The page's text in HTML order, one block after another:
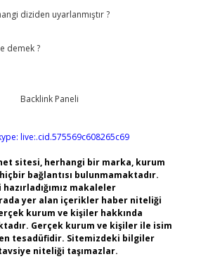
diziden uyarlanmıştır ?
demek ?
live:.cid.575569c608265c69
sitesi, herhangi bir marka, kurum
bağlantısı bulunmamaktadır.
makaleler
yer alan içerikler haber niteliği
kurum ve kişiler hakkında
Gerçek kurum ve kişiler ile isim
tesadüfidir. Sitemizdeki bilgiler
niteliği taşımazlar.